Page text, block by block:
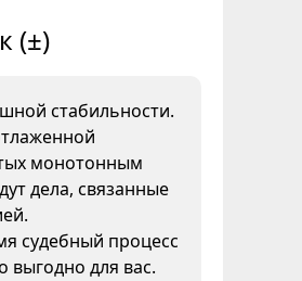
(±)
стабильности.
монотонным
дела, связанные
судебный процесс
выгодно для вас.